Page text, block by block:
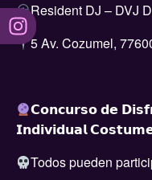
Resident DJ – DVJ
5 Av. Cozumel,
𝗖𝗼𝗻𝗰𝘂𝗿𝘀𝗼 𝗱𝗲
𝗜𝗻𝗱𝗶𝘃𝗶𝗱𝘂𝗮𝗹
Todos pueden